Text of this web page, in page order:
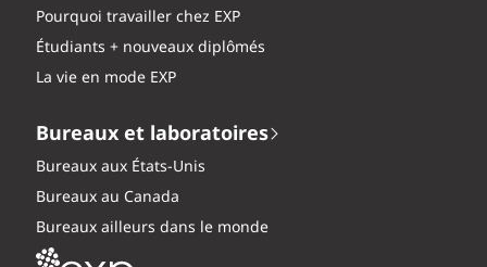
Pourquoi travailler chez EXP
Étudiants + nouveaux diplômés
La vie en mode EXP
Bureaux et laboratoires
Bureaux aux États-Unis
Bureaux au Canada
Bureaux ailleurs dans le monde